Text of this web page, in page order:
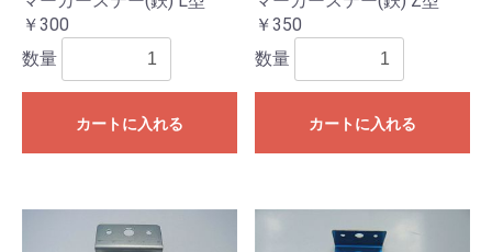
￥300
数量
カートに入れる
￥350
数量
カートに入れる